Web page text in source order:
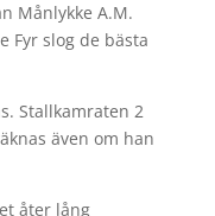
Månlykke A.M.
Fyr slog de bästa
Stallkamraten 2
även om han
åter lång